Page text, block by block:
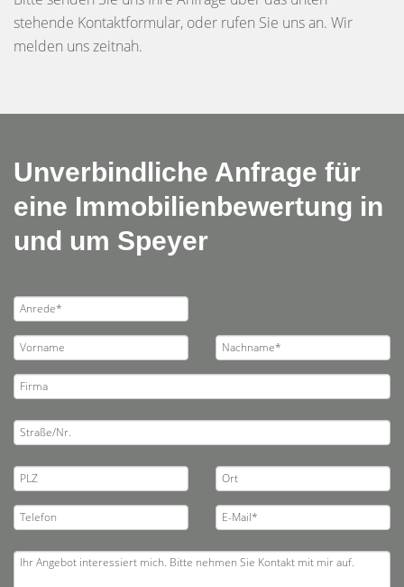
stehende Kontaktformular, oder rufen Sie uns an. Wir
melden uns zeitnah.
Unverbindliche Anfrage für
eine Immobilienbewertung in
und um Speyer